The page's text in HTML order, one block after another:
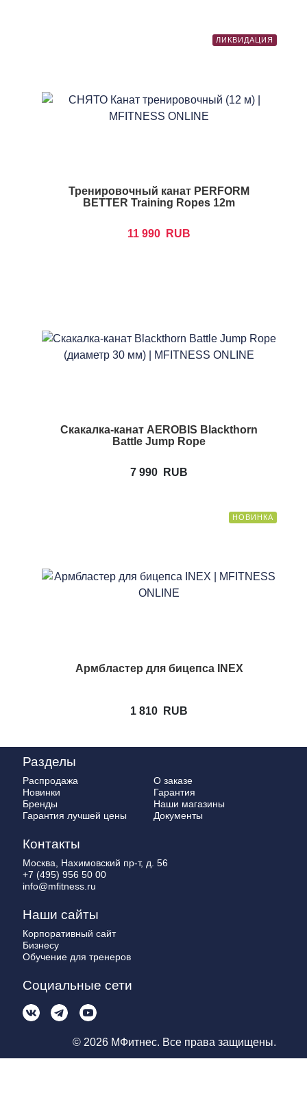
ЛИКВИДАЦИЯ
Тренировочный канат PERFORM
BETTER Training Ropes 12m
11 990 RUB
Скакалка-канат AEROBIS Blackthorn
Battle Jump Rope
7 990 RUB
НОВИНКА
Армбластер для бицепса INEX
1 810 RUB
Разделы
Распродажа
Новинки
Бренды
Гарантия лучшей цены
О заказе
Гарантия
Наши магазины
Документы
Контакты
Москва, Нахимовский пр-т, д. 56
+7 (495) 956 50 00
info@mfitness.ru
Наши сайты
Корпоративный сайт
Бизнесу
Обучение для тренеров
Социальные сети
© 2026 МФитнес. Все права защищены.